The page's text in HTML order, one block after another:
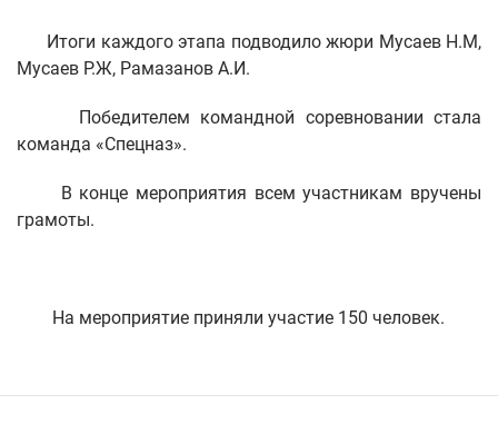
Итоги каждого этапа подводило жюри Мусаев Н.М,
Мусаев Р.Ж, Рамазанов А.И.
Победителем командной соревновании стала
команда «Спецназ».
В конце мероприятия всем участникам вручены
грамоты.
На мероприятие приняли участие 150 человек.